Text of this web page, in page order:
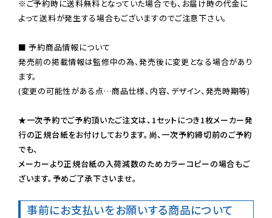
※ご予約時に送料無料となっていた場合でも、お届け時の代金に
よって送料が発生する場合もございますのでご注意下さい。
■ 予約商品情報について
発売前の掲載情報は監修中の為、発売後に変更となる場合があり
ます。
(変更の可能性がある点…商品仕様、内容、デザイン、発売時期等)
★一次予約でご予約頂いたご注文は、1セットにつき1枚メーカー発
行の正規台紙をお付けしております。尚、一次予約締切前のご予約
でも、
メーカーより正規台紙の入荷減数のためカラーコピーの場合もご
ざいます。予めご了承下さいませ。
事前にお支払いをお願いする商品について